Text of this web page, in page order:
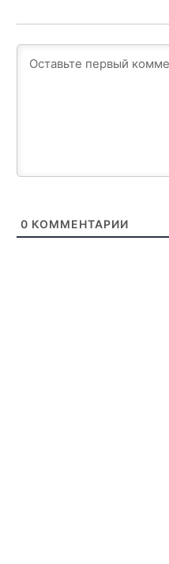
0 КОММЕНТАРИИ